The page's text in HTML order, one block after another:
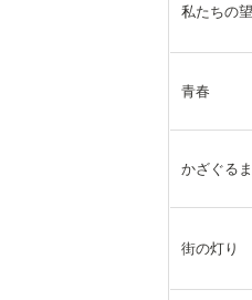
私たちの
青春
かざぐるま
街の灯り